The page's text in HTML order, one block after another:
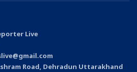
Live
Road, Dehradun Uttarakhand